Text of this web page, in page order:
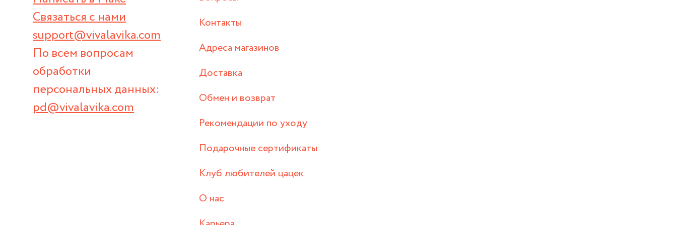
Связаться с нами
support@vivalavika.com
По всем вопросам
обработки
персональных данных:
pd@vivalavika.com
Контакты
Адреса магазинов
Доставка
Обмен и возврат
Рекомендации по уходу
Подарочные сертификаты
Клуб любителей цацек
О нас